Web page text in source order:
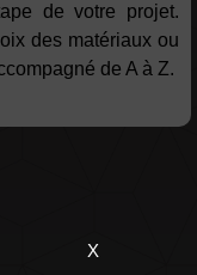
de votre projet.
des matériaux ou
de A à Z.
X